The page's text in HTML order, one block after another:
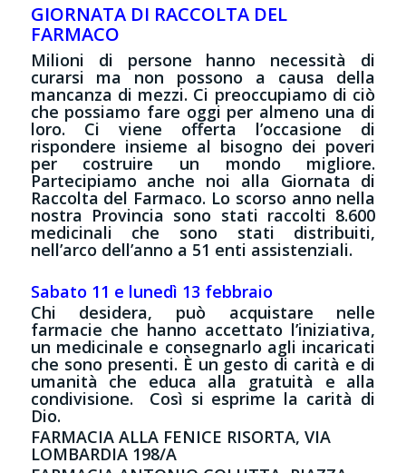
GIORNATA DI RACCOLTA DEL
FARMACO
Milioni di persone hanno necessità di
curarsi ma non possono a causa della
mancanza di mezzi. Ci preoccupiamo di ciò
che possiamo fare oggi per almeno una di
loro. Ci viene offerta l’occasione di
rispondere insieme al bisogno dei poveri
per costruire un mondo migliore.
Partecipiamo anche noi alla Giornata di
Raccolta del Farmaco. Lo scorso anno nella
nostra Provincia sono stati raccolti 8.600
medicinali che sono stati distribuiti,
nell’arco dell’anno a 51 enti assistenziali.
Sabato 11 e lunedì 13 febbraio
Chi desidera, può acquistare nelle
farmacie che hanno accettato l’iniziativa,
un medicinale e consegnarlo agli incaricati
che sono presenti. È un gesto di carità e di
umanità che educa alla gratuità e alla
condivisione. Così si esprime la carità di
Dio.
FARMACIA ALLA FENICE RISORTA, VIA
LOMBARDIA 198/A